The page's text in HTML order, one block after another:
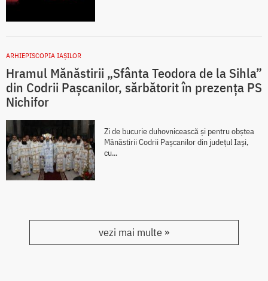
ARHIEPISCOPIA IAŞILOR
Hramul Mănăstirii „Sfânta Teodora de la Sihla”
din Codrii Pașcanilor, sărbătorit în prezența PS
Nichifor
Zi de bucurie duhovnicească și pentru obștea
Mănăstirii Codrii Pașcanilor din județul Iași,
cu...
vezi mai multe »